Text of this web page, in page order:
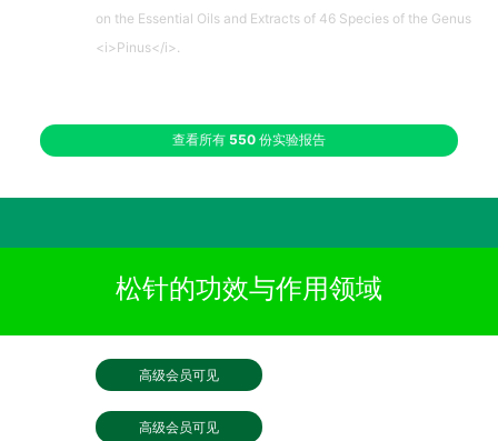
on the Essential Oils and Extracts of 46 Species of the Genus
<i>Pinus</i>.
查看所有 550 份实验报告
松针的功效与作用领域
高级会员可见
高级会员可见